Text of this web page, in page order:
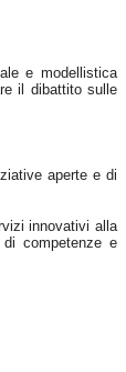
e modellistica
il dibattito sulle
aperte e di
innovativi alla
competenze e